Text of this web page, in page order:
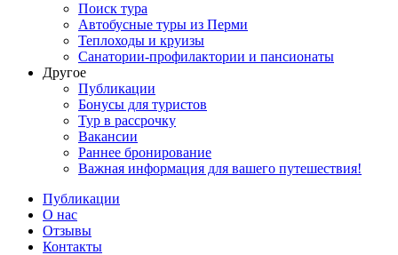
Поиск тура
Автобусные туры из Перми
Теплоходы и круизы
Санатории-профилактории и пансионаты
Другое
Публикации
Бонусы для туристов
Тур в рассрочку
Вакансии
Раннее бронирование
Важная информация для вашего путешествия!
Публикации
О нас
Отзывы
Контакты